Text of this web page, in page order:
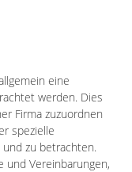
eine
werden. Dies
Firma zuzuordnen
spezielle
zu betrachten.
und Vereinbarungen,